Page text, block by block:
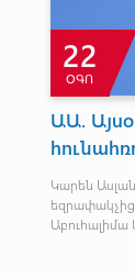
19
ՓԵՏ
Հայկ
հրացան